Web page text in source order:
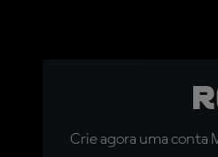
Crie agora uma conta